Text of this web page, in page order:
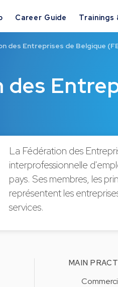
Career Guide Trainings
des
des Entreprises de Belgique
La Fédération des
interprofessionnelle
pays. Ses membres, les
représentent les
services.
MAIN